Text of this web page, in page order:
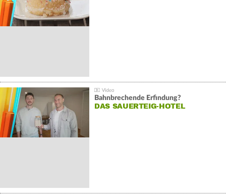
Bahnbrechende Erfindung?
DAS SAUERTEIG-HOTEL